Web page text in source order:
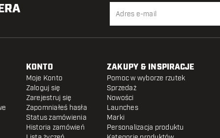
KONTO
Moje Konto
Zaloguj się
Zarejestruj się
Zapomniałeś hasła
Status zamówienia
Historia zamówień
ZAKUPY & INSPIRACJE
Pomoc w wyborze rzutek
Sprzedaż
Nowości
Launches
Marki
Personalizacja produktu